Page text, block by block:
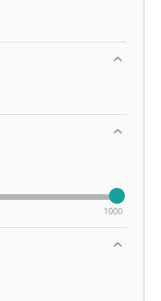
1000